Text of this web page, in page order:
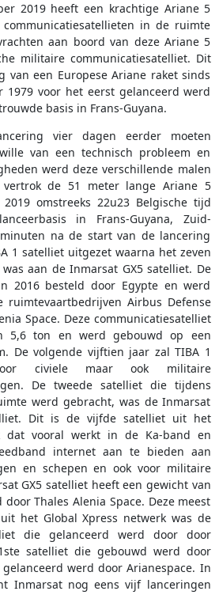
2019 heeft een krachtige Ariane 5
in de ruimte
aan boord van deze Ariane 5
militaire communicatiesatelliet. Dit
van een Europese Ariane raket sinds
1979 voor het eerst gelanceerd werd
basis in Frans-Guyana.
vier dagen eerder moeten
van een technisch probleem en
werd deze verschillende malen
vertrok de 51 meter lange Ariane 5
omstreeks 22u23 Belgische tijd
in Frans-Guyana, Zuid-
na de start van de lancering
1 satelliet uitgezet waarna het zeven
aan de Inmarsat GX5 satelliet. De
2016 besteld door Egypte en werd
Airbus Defense
Space. Deze communicatiesatelliet
5,6 ton en werd gebouwd op een
De volgende vijftien jaar zal TIBA 1
civiele maar ook militaire
De tweede satelliet die tijdens
werd gebracht, was de Inmarsat
Dit is de vijfde satelliet uit het
dat vooral werkt in de Ka-band en
internet aan te bieden aan
en schepen en ook voor militaire
GX5 satelliet heeft een gewicht van
Thales Alenia Space. Deze meest
het Global Xpress netwerk was de
die gelanceerd werd door door
satelliet die gebouwd werd door
werd door Arianespace. In
Inmarsat nog eens vijf lanceringen